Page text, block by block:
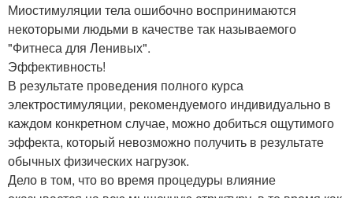
Миостимуляции тела ошибочно воспринимаются
некоторыми людьми в качестве так называемого
"Фитнеса для Ленивых".
Эффективность!
В результате проведения полного курса
электростимуляции, рекомендуемого индивидуально в
каждом конкретном случае, можно добиться ощутимого
эффекта, который невозможно получить в результате
обычных физических нагрузок.
Дело в том, что во время процедуры влияние